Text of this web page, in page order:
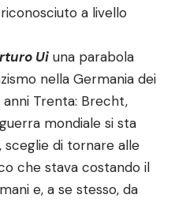
a livello
Ui una parabola
nella Germania dei
Trenta: Brecht,
mondiale si sta
di tornare alle
che stava costando il
e, a se stesso, da